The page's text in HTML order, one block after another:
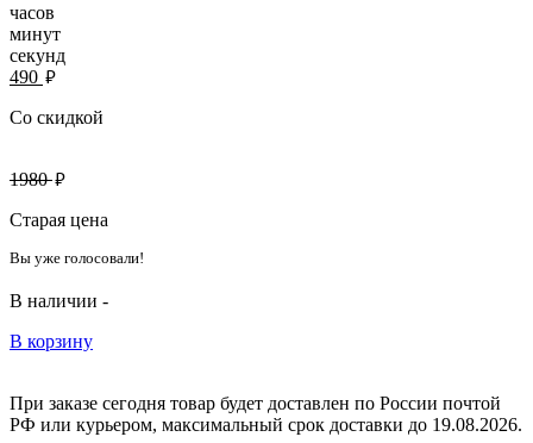
часов
минут
секунд
490 руб.
Со скидкой
1980руб.
Старая цена
Вы уже голосовали!
В наличии -
В корзину
При заказе сегодня товар будет доставлен по России почтой
РФ или курьером, максимальный срок доставки до 19.08.2026.